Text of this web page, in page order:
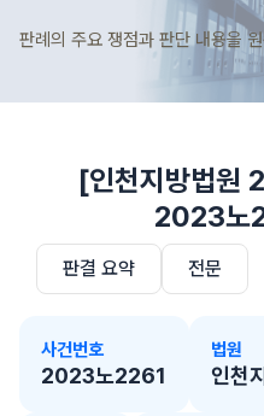
판례의 주요 쟁점과 판단 내용을
[인천지방법원
2023노
판결 요약 전문
사건번호
2023노2261
법원
인천